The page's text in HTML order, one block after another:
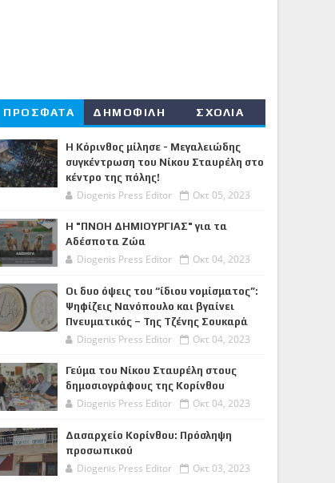
ΠΡΟΣΦΑΤΑ ΔΗΜΟΦΙΛΗ ΣΧΟΛΙΑ
Η Κόρινθος μίλησε - Μεγαλειώδης
συγκέντρωση του Νίκου Σταυρέλη στο
κέντρο της πόλης!
Diogenis Press Editor Οκτ 05, 2023
Η "ΠΝΟΗ ΔΗΜΙΟΥΡΓΙΑΣ" για τα
Αδέσποτα Ζώα
Diogenis Press Editor Οκτ 04, 2023
Οι δυο όψεις του “ίδιου νομίσματος”:
Ψηφίζεις Νανόπουλο και βγαίνει
Πνευματικός – Της Τζένης Σουκαρά
Diogenis Press Editor Οκτ 04, 2023
Γεύμα του Νίκου Σταυρέλη στους
δημοσιογράφους της Κορίνθου
Diogenis Press Editor Οκτ 04, 2023
Δασαρχείο Κορίνθου: Πρόσληψη
προσωπικού
Diogenis Press Editor Οκτ 03, 2023